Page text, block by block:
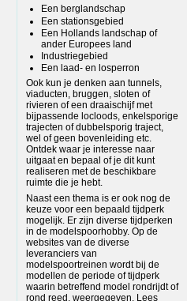
Een berglandschap
Een stationsgebied
Een Hollands landschap of
ander Europees land
Industriegebied
Een laad- en losperron
Ook kun je denken aan tunnels,
viaducten, bruggen, sloten of
rivieren of een draaischijf met
bijpassende locloods, enkelsporige
trajecten of dubbelsporig traject,
wel of geen bovenleiding etc.
Ontdek waar je interesse naar
uitgaat en bepaal of je dit kunt
realiseren met de beschikbare
ruimte die je hebt.
Naast een thema is er ook nog de
keuze voor een bepaald tijdperk
mogelijk. Er zijn diverse tijdperken
in de modelspoorhobby. Op de
websites van de diverse
leveranciers van
modelspoortreinen wordt bij de
modellen de periode of tijdperk
waarin betreffend model rondrijdt of
rond reed, weergegeven. Lees